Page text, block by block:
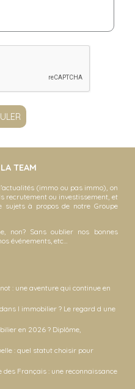
TEAM
(immo ou pas immo), on
recrutement ou investissement, et
à propos de notre Groupe
non? Sans oublier nos bonnes
événements, etc…
: une aventure qui continue en
l immobilier ? Le regard d une
en 2026 ? Diplôme,
: quel statut choisir pour
des Français : une reconnaissance